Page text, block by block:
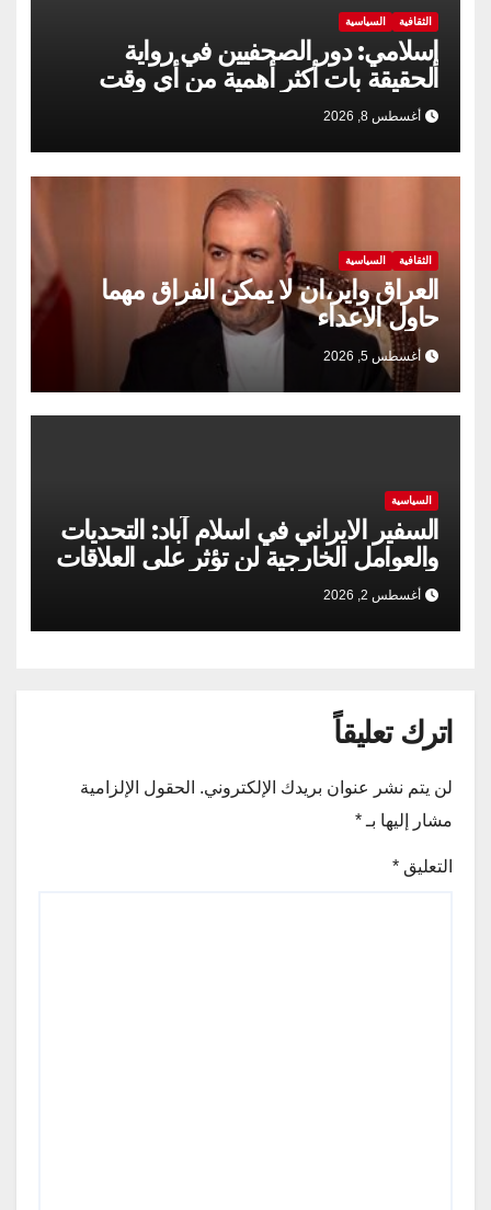
الثقافية السياسية
إسلامي: دور الصحفيين في رواية
الحقيقة بات أكثر أهمية من أي وقت
مضى
أغسطس 8, 2026
الثقافية السياسية
العراق واير،ان لا يمكن الفراق مهما
حاول الاعداء
أغسطس 5, 2026
السياسية
السفير الايراني في اسلام آباد: التحديات
والعوامل الخارجية لن تؤثر على العلاقات
الإيرانية الباكستانية
أغسطس 2, 2026
اترك تعليقاً
لن يتم نشر عنوان بريدك الإلكتروني. الحقول الإلزامية
مشار إليها بـ *
التعليق *